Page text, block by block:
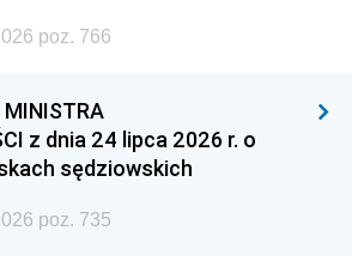
poz. 766
MINISTRA
z dnia 24 lipca 2026 r. o
sędziowskich
poz. 735